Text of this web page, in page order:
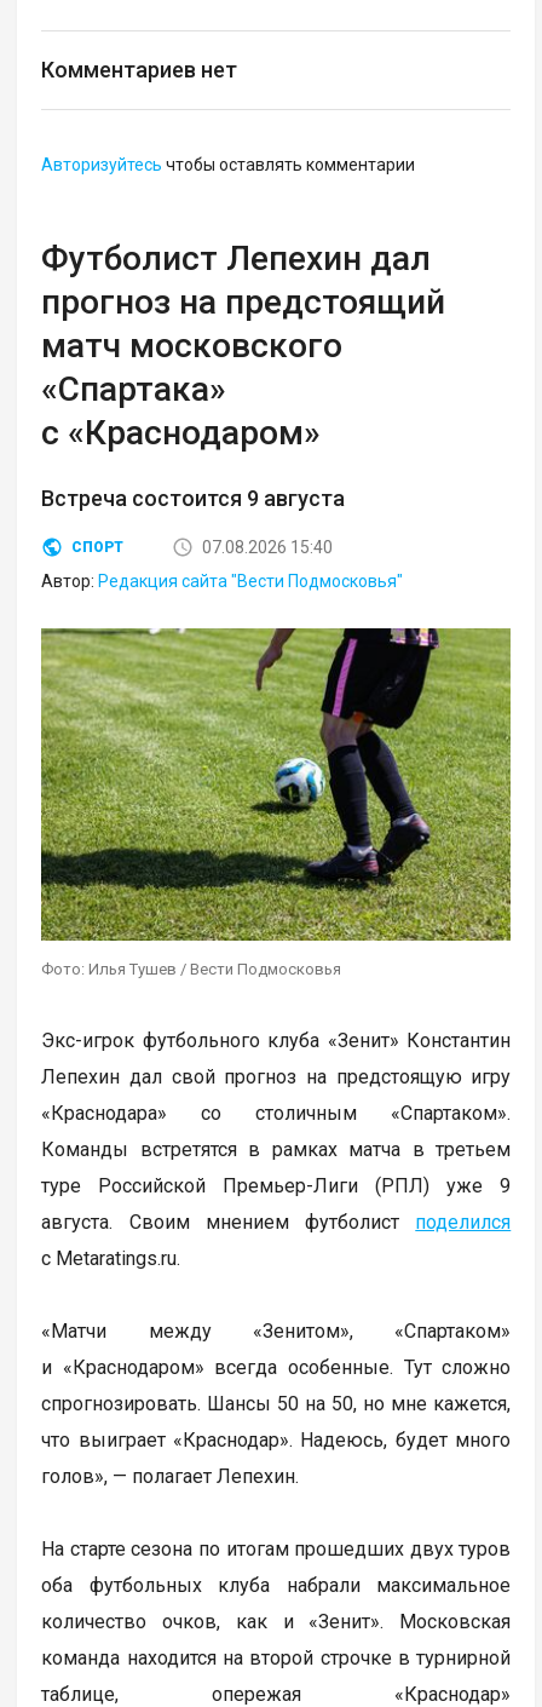
Комментариев нет
Авторизуйтесь чтобы оставлять комментарии
Футболист Лепехин дал
прогноз на предстоящий
матч московского
«Спартака»
с «Краснодаром»
Встреча состоится 9 августа
СПОРТ
07.08.2026 15:40
Автор: Редакция сайта "Вести Подмосковья"
Фото: Илья Тушев / Вести Подмосковья
Экс-игрок футбольного клуба «Зенит» Константин
Лепехин дал свой прогноз на предстоящую игру
«Краснодара» со столичным «Спартаком».
Команды встретятся в рамках матча в третьем
туре Российской Премьер-Лиги (РПЛ) уже 9
августа. Своим мнением футболист поделился
с Metaratings.ru.
«Матчи между «Зенитом», «Спартаком»
и «Краснодаром» всегда особенные. Тут сложно
спрогнозировать. Шансы 50 на 50, но мне кажется,
что выиграет «Краснодар». Надеюсь, будет много
голов», — полагает Лепехин.
На старте сезона по итогам прошедших двух туров
оба футбольных клуба набрали максимальное
количество очков, как и «Зенит». Московская
команда находится на второй строчке в турнирной
таблице, опережая «Краснодар»